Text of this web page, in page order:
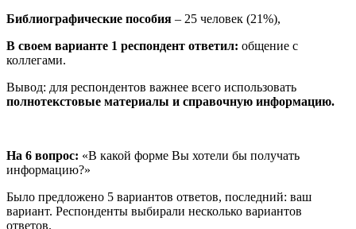
Библиографические пособия – 25 человек (21%),
В своем варианте 1 респондент ответил: общение с
коллегами.
Вывод: для респондентов важнее всего использовать
полнотекстовые материалы и справочную информацию.
На 6 вопрос: «В какой форме Вы хотели бы получать
информацию?»
Было предложено 5 вариантов ответов, последний: ваш
вариант. Респонденты выбирали несколько вариантов
ответов.